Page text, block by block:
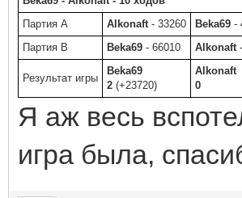
Партия A
Alkonaft - 33260 Beka69 -
Партия B
Beka69 - 66010 Alkonaft
Результат игры
Beka69
2 (+23720)
Alkonaft
0
Я аж весь
игра была,